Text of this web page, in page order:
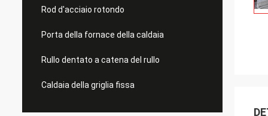
Rod d'acciaio rotondo
Porta della fornace della caldaia
Rullo dentato a catena del rullo
Caldaia della griglia fissa